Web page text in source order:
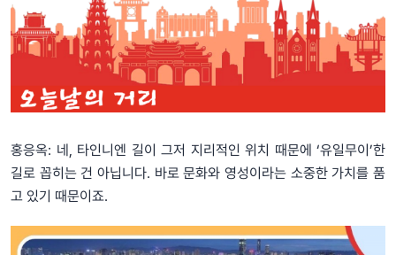
홍응옥: 네, 타인니엔 길이 그저 지리적인 위치 때문에 ‘유일무이’한
길로 꼽히는 건 아닙니다. 바로 문화와 영성이라는 소중한 가치를 품
고 있기 때문이죠.